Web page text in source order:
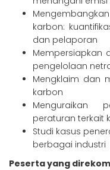
karbon:
dan pelaporan
Mempersiapkan
pengelolaan
Mengklaim dan
karbon
Menguraikan
peraturan terkait
Studi kasus
berbagai industri
Peserta yang